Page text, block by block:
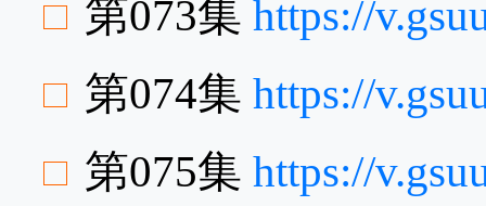
第073集 https://
第074集 https://
第075集 https://